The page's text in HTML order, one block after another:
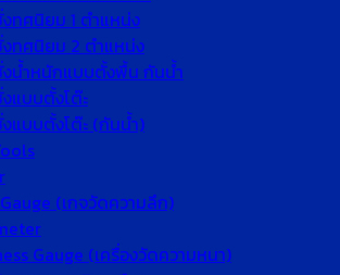
งทศนิยม 1 ตำแหน่ง
งทศนิยม 2 ตำแหน่ง
งน้ำหนักแบบตั้งพื้น กันน้ำ
แบบตั้งโต๊ะ
งแบบตั้งโต๊ะ (กันน้ำ)
(เกจวัดความลึก)
Gauge (เครื่องวัดความหนา)